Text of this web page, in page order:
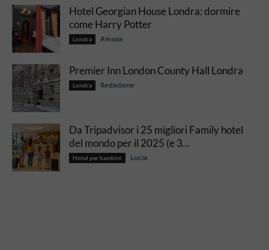
Hotel Georgian House Londra: dormire
come Harry Potter
Londra Alessia
Premier Inn London County Hall Londra
Londra Redazione
Da Tripadvisor i 25 migliori Family hotel
del mondo per il 2025 (e 3...
Hotel per bambini Lucia